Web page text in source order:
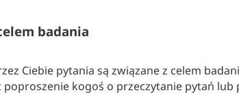
badania
Ciebie pytania są związane z celem
kogoś o przeczytanie pytań